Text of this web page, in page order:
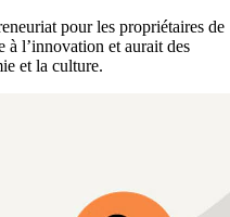
pour les propriétaires de
à l’innovation et aurait des
et la culture.